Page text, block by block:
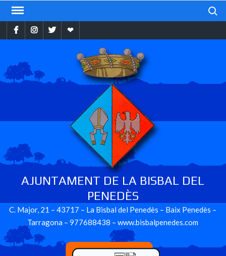
Skip
contentFacebookInstragram
TwitterEbando
AJUNTAMENT DE LA BISBAL DEL
PENEDÈS
C. Major, 21 – 43717 – La Bisbal del Penedès – Baix Penedès –
Tarragona – 977688438 – www.bisbalpenedes.com